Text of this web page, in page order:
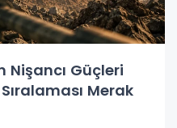
Nişancı Güçleri
Merak